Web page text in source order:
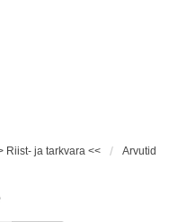
Riist- ja tarkvara << Arvutid